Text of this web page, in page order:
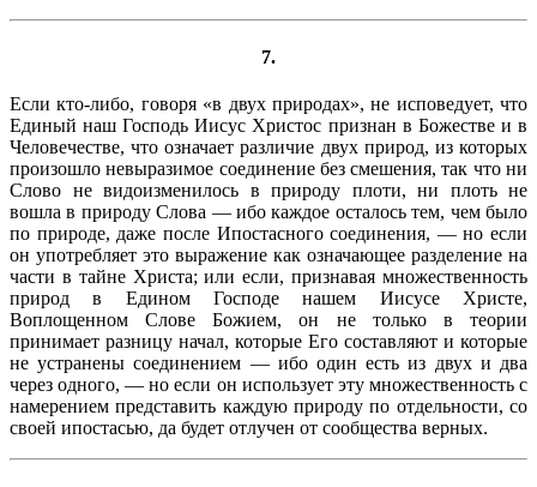
7.
Если кто-либо, говоря «в двух природах», не исповедует, что
Единый наш Господь Иисус Христос признан в Божестве и в
Человечестве, что означает различие двух природ, из которых
произошло невыразимое соединение без смешения, так что ни
Слово не видоизменилось в природу плоти, ни плоть не
вошла в природу Слова — ибо каждое осталось тем, чем было
по природе, даже после Ипостасного соединения, — но если
он употребляет это выражение как означающее разделение на
части в тайне Христа; или если, признавая множественность
природ в Едином Господе нашем Иисусе Христе,
Воплощенном Слове Божием, он не только в теории
принимает разницу начал, которые Его составляют и которые
не устранены соединением — ибо один есть из двух и два
через одного, — но если он использует эту множественность с
намерением представить каждую природу по отдельности, со
своей ипостасью, да будет отлучен от сообщества верных.